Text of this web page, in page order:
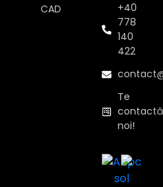
CAD
+40
778
140
422
Te
noi!